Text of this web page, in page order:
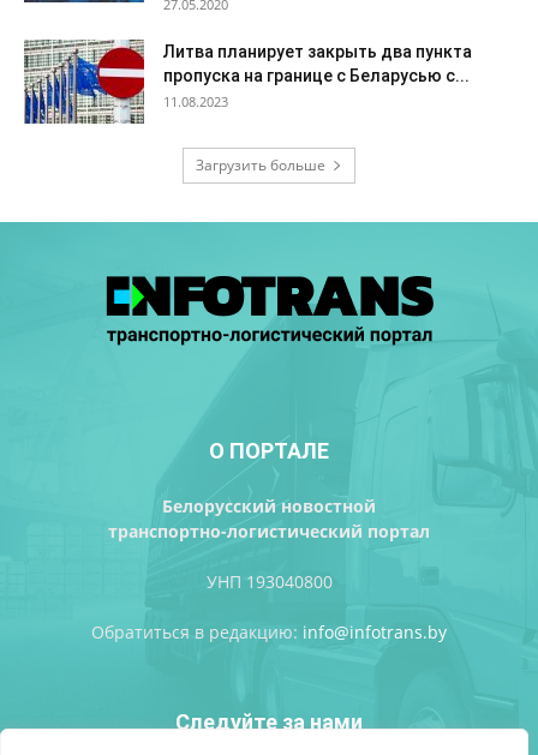
27.05.2020
Литва планирует закрыть два пункта
пропуска на границе с Беларусью с...
11.08.2023
Загрузить больше
О ПОРТАЛЕ
Белорусский новостной
транспортно-логистический портал
УНП 193040800
Обратиться в редакцию: info@infotrans.bу
Следуйте за нами